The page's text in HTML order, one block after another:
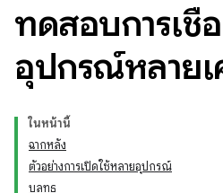
ทดสอบการเชื่
อุปกรณ์หลายเ
ในหน้านี้
ฉากหลัง
ตัวอย่างการเปิดใช้หลายอุปกรณ์
บลูทูธ